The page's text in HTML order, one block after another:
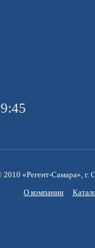
2010 «Регент-Самара», г.
О компании